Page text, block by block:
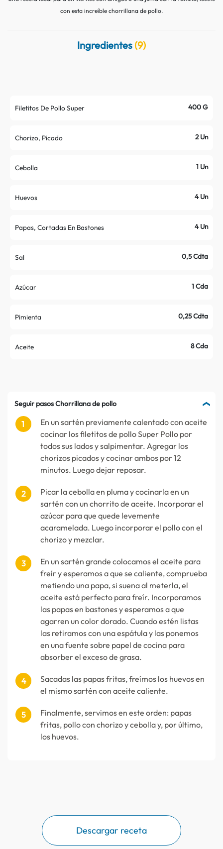
con esta increíble chorrillana de pollo.
Ingredientes (9)
Filetitos De Pollo Super 400 G
Chorizo, Picado 2 Un
Cebolla 1 Un
Huevos 4 Un
Papas, Cortadas En Bastones 4 Un
Sal 0,5 Cdta
Azúcar 1 Cda
Pimienta 0,25 Cdta
Aceite 8 Cda
Seguir pasos Chorrillana de pollo
En un sartén previamente calentado con aceite
cocinar los filetitos de pollo Super Pollo por
todos sus lados y salpimentar. Agregar los
chorizos picados y cocinar ambos por 12
minutos. Luego dejar reposar.
Picar la cebolla en pluma y cocinarla en un
sartén con un chorrito de aceite. Incorporar el
azúcar para que quede levemente
acaramelada. Luego incorporar el pollo con el
chorizo y mezclar.
En un sartén grande colocamos el aceite para
freír y esperamos a que se caliente, comprueba
metiendo una papa, si suena al meterla, el
aceite está perfecto para freír. Incorporamos
las papas en bastones y esperamos a que
agarren un color dorado. Cuando estén listas
las retiramos con una espátula y las ponemos
en una fuente sobre papel de cocina para
absorber el exceso de grasa.
Sacadas las papas fritas, freímos los huevos en
el mismo sartén con aceite caliente.
Finalmente, servimos en este orden: papas
fritas, pollo con chorizo y cebolla y, por último,
los huevos.
Descargar receta